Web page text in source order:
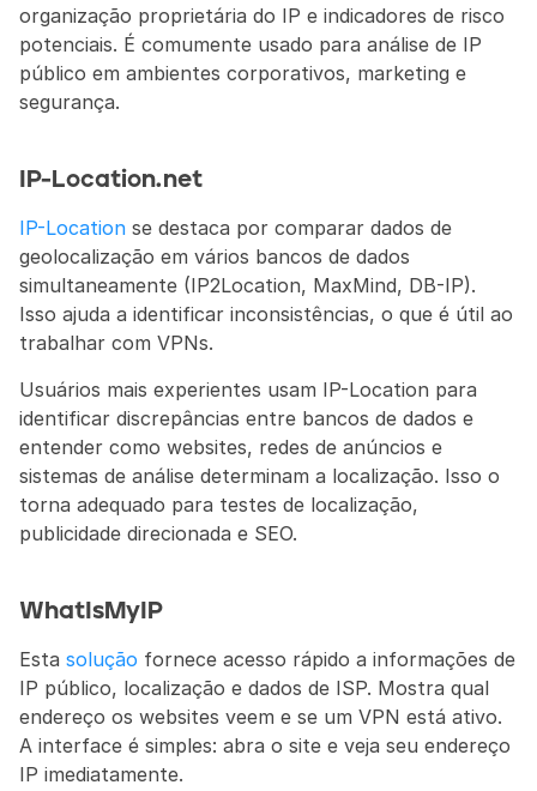
organização proprietária do IP e indicadores de risco
potenciais. É comumente usado para análise de IP
público em ambientes corporativos, marketing e
segurança.
IP-Location.net
IP-Location se destaca por comparar dados de
geolocalização em vários bancos de dados
simultaneamente (IP2Location, MaxMind, DB-IP).
Isso ajuda a identificar inconsistências, o que é útil ao
trabalhar com VPNs.
Usuários mais experientes usam IP-Location para
identificar discrepâncias entre bancos de dados e
entender como websites, redes de anúncios e
sistemas de análise determinam a localização. Isso o
torna adequado para testes de localização,
publicidade direcionada e SEO.
WhatIsMyIP
Esta solução fornece acesso rápido a informações de
IP público, localização e dados de ISP. Mostra qual
endereço os websites veem e se um VPN está ativo.
A interface é simples: abra o site e veja seu endereço
IP imediatamente.